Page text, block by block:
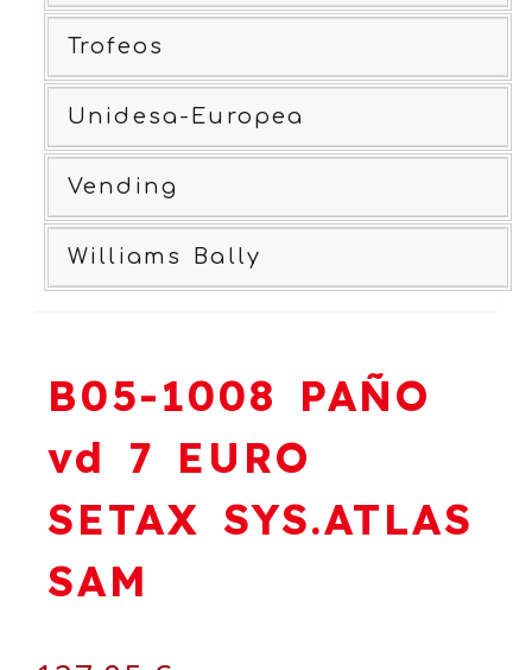
Trofeos
Unidesa-Europea
Vending
Williams Bally
B05-1008 PAÑO
vd 7 EURO
SETAX SYS.ATLAS
SAM